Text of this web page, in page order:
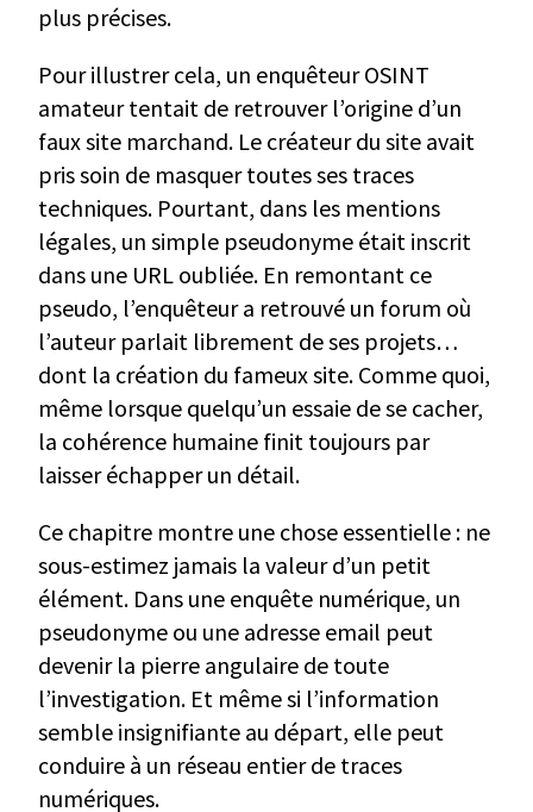
plus précises.
Pour illustrer cela, un enquêteur OSINT
amateur tentait de retrouver l’origine d’un
faux site marchand. Le créateur du site avait
pris soin de masquer toutes ses traces
techniques. Pourtant, dans les mentions
légales, un simple pseudonyme était inscrit
dans une URL oubliée. En remontant ce
pseudo, l’enquêteur a retrouvé un forum où
l’auteur parlait librement de ses projets…
dont la création du fameux site. Comme quoi,
même lorsque quelqu’un essaie de se cacher,
la cohérence humaine finit toujours par
laisser échapper un détail.
Ce chapitre montre une chose essentielle : ne
sous-estimez jamais la valeur d’un petit
élément. Dans une enquête numérique, un
pseudonyme ou une adresse email peut
devenir la pierre angulaire de toute
l’investigation. Et même si l’information
semble insignifiante au départ, elle peut
conduire à un réseau entier de traces
numériques.